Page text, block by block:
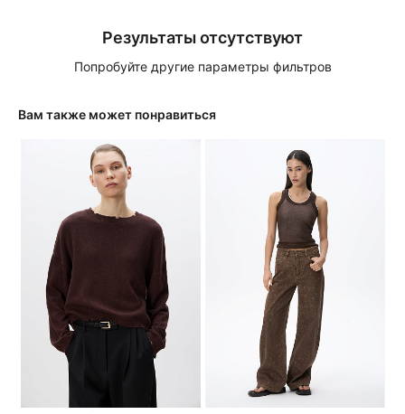
Результаты отсутствуют
Попробуйте другие параметры фильтров
Вам также может понравиться